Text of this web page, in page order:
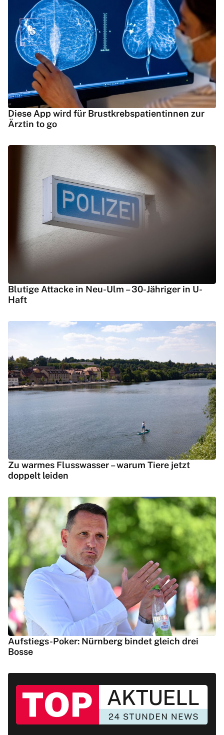
Diese App wird für Brustkrebspatientinnen zur
Ärztin to go
Blutige Attacke in Neu-Ulm – 30-Jähriger in U-
Haft
Zu warmes Flusswasser – warum Tiere jetzt
doppelt leiden
Aufstiegs-Poker: Nürnberg bindet gleich drei
Bosse